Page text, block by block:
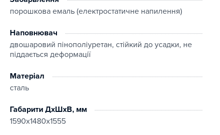
порошкова емаль (електростатичне напилення)
Наповнювач
двошаровий пінополіуретан, стійкий до усадки, не
піддається деформації
Матеріал
сталь
Габарити ДхШхВ, мм
1590x1480x1555